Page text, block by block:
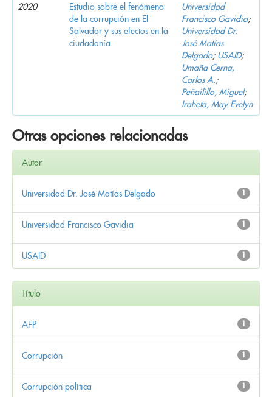
2020
Estudio sobre el fenómeno
de la corrupción en El
Salvador y sus efectos en la
ciudadanía
Universidad
Francisco Gavidia;
Universidad Dr.
José Matías
Delgado; USAID;
Umaña Cerna,
Carlos A.;
Peñailillo, Miguel;
Iraheta, May Evelyn
Otras opciones relacionadas
Autor
1
Universidad Dr. José Matías Delgado
1
Universidad Francisco Gavidia
1
USAID
Título
1
AFP
1
Corrupción
1
Corrupción política